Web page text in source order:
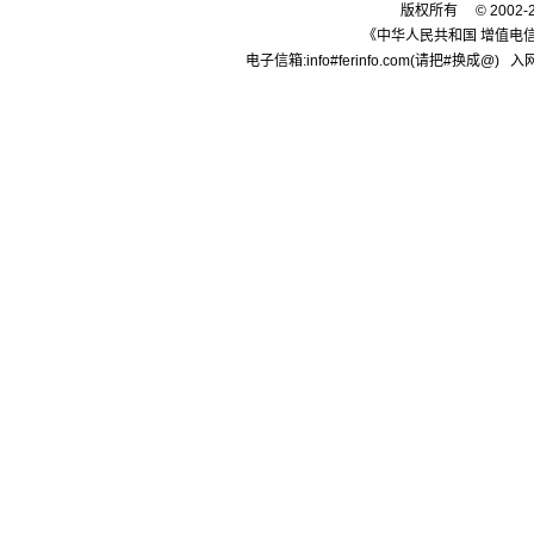
版权所有 © 2002-
《中华人民共和国 增值电
电子信箱:info#ferinfo.com(请把#换成@)